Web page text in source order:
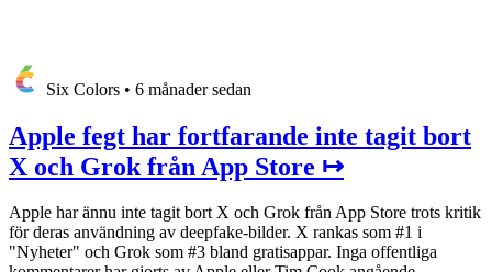
Six Colors • 6 månader sedan
Apple fegt har fortfarande inte tagit bort
X och Grok från App Store ↦
Apple har ännu inte tagit bort X och Grok från App Store trots kritik
för deras användning av deepfake-bilder. X rankas som #1 i
"Nyheter" och Grok som #3 bland gratisappar. Inga offentliga